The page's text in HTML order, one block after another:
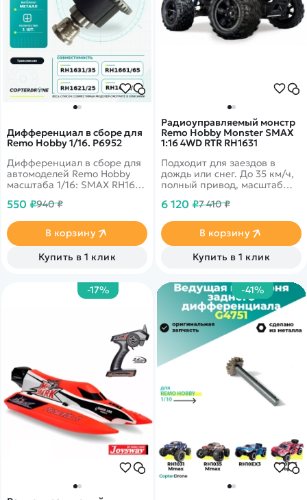
Радиоуправляемый монстр
Remo Hobby Monster SMAX
1:16 4WD RTR RH1631
Подходит для заездов в
дождь или снег. До 35 км/ч,
полный привод, масштаб
6 120 ₽7 410 ₽
В корзину
Купить в 1 клик
Дифференциал в сборе для
Remo Hobby 1/16. P6952
Дифференциал в сборе для
автомоделей Remo Hobby
масштаба 1/16: SMAX RH1631,
550 ₽940 ₽
В корзину
Купить в 1 клик
-17% -41%